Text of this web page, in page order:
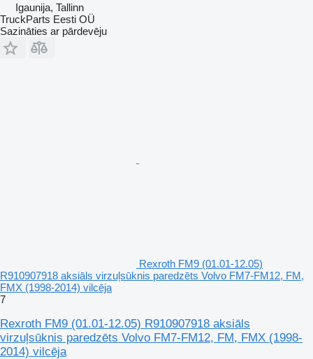
Igaunija, Tallinn
TruckParts Eesti OÜ
Sazināties ar pārdevēju
Rexroth FM9 (01.01-12.05)
R910907918 aksiāls virzuļsūknis paredzēts Volvo FM7-FM12, FM,
FMX (1998-2014) vilcēja
7
Rexroth FM9 (01.01-12.05) R910907918 aksiāls
virzuļsūknis paredzēts Volvo FM7-FM12, FM, FMX (1998-
2014) vilcēja